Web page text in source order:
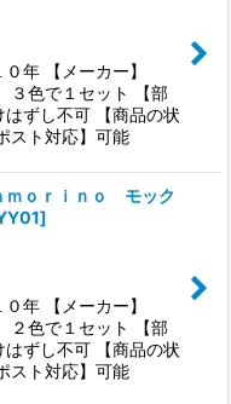
年 【メーカー】
色で１セット 【部
ずし不可 【商品の状
ト対応】可能
ｏｒｉｎｏ モック
]
年 【メーカー】
色で１セット 【部
ずし不可 【商品の状
ト対応】可能